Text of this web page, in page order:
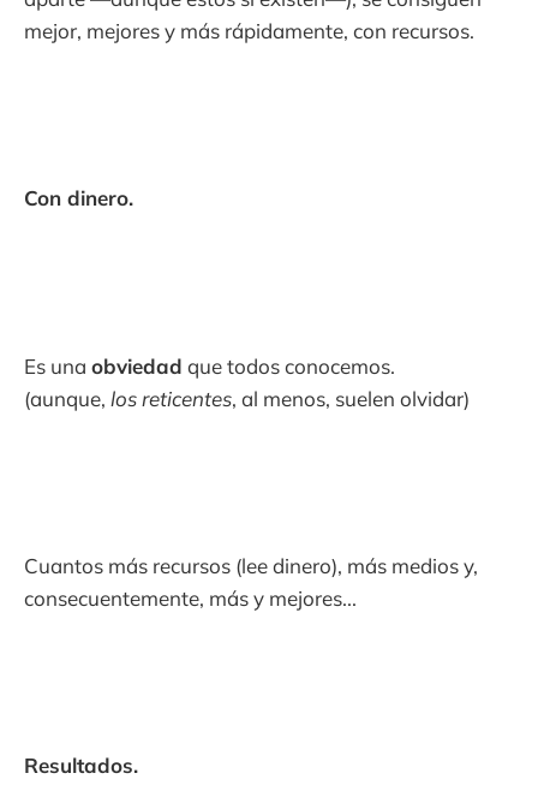
mejor, mejores y más rápidamente, con recursos.
Con dinero.
Es una obviedad que todos conocemos.
(aunque, los reticentes, al menos, suelen olvidar)
Cuantos más recursos (lee dinero), más medios y,
consecuentemente, más y mejores...
Resultados.